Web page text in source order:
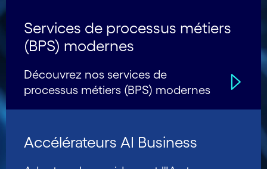
Services de processus métiers
(BPS) modernes
Découvrez nos services de
processus métiers (BPS) modernes
Accélérateurs AI Business